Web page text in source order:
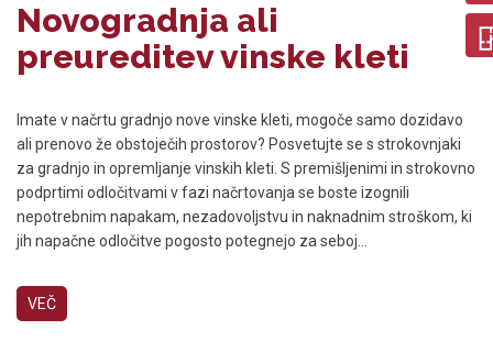
Novogradnja ali
preureditev vinske kleti
Imate v načrtu gradnjo nove vinske kleti, mogoče samo dozidavo
ali prenovo že obstoječih prostorov? Posvetujte se s strokovnjaki
za gradnjo in opremljanje vinskih kleti. S premišljenimi in strokovno
podprtimi odločitvami v fazi načrtovanja se boste izognili
nepotrebnim napakam, nezadovoljstvu in naknadnim stroškom, ki
jih napačne odločitve pogosto potegnejo za seboj...
VEČ